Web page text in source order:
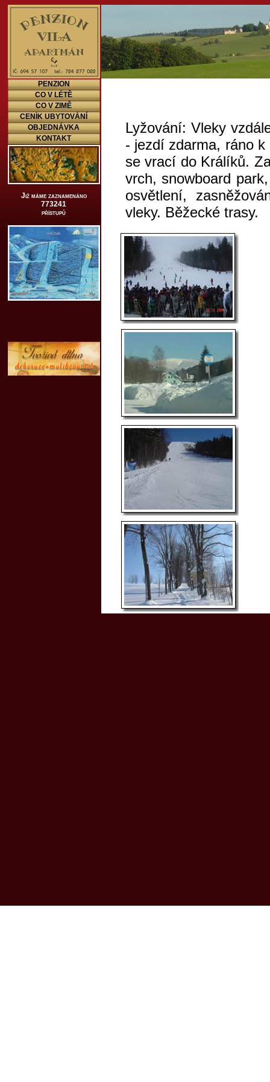
PENZION
CO V LÉTĚ
CO V ZIMĚ
CENÍK UBYTOVÁNÍ
OBJEDNÁVKA
KONTAKT
Již máme zaznamenáno
773241
přístupů
Lyžování: Vleky
- jezdí zdarma, ráno
se vrací do Králíků.
vrch, snowboard
osvětlení,
vleky. Běžecké trasy.